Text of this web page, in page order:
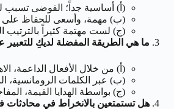
(أ) أساسية جداً؛ الفوضى
(ب) مهمة، وأسعى للحفاظ على
(ج) لست مهتمة كثيراً بالترتيب
ما هي الطريقة المفضلة لديكِ للتعبير
(أ) من خلال الأفعال الداعمة،
(ب) عبر الكلمات الرومانسية،
(ج) بواسطة الهدايا القيمة،
هل تستمتعين بالانخراط في محادثات